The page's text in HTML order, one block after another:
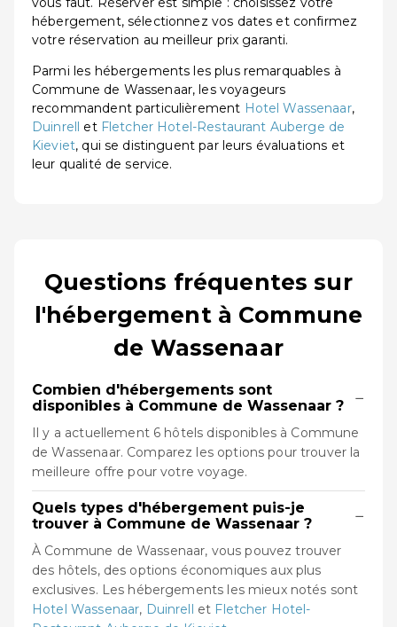
hébergement, sélectionnez vos dates et confirmez
votre réservation au meilleur prix garanti.
Parmi les hébergements les plus remarquables à
Commune de Wassenaar, les voyageurs
recommandent particulièrement Hotel Wassenaar,
Duinrell et Fletcher Hotel-Restaurant Auberge de
Kieviet, qui se distinguent par leurs évaluations et
leur qualité de service.
Questions fréquentes sur
l'hébergement à Commune
de Wassenaar
Combien d'hébergements sont
disponibles à Commune de Wassenaar ?
−
Il y a actuellement 6 hôtels disponibles à Commune
de Wassenaar. Comparez les options pour trouver la
meilleure offre pour votre voyage.
Quels types d'hébergement puis-je
trouver à Commune de Wassenaar ?
−
À Commune de Wassenaar, vous pouvez trouver
des hôtels, des options économiques aux plus
exclusives. Les hébergements les mieux notés sont
Hotel Wassenaar, Duinrell et Fletcher Hotel-